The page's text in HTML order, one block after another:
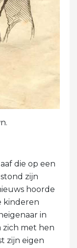
die op een
zijn
hoorde
kinderen
in
zich met hen
zijn eigen